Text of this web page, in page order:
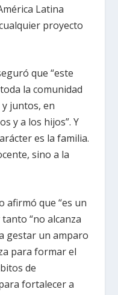
Latina
proyecto
que “este
la comunidad
y juntos, en
y a los hijos”. Y
es la familia.
sino a la
afirmó que “es un
“no alcanza
gestar un amparo
para formar el
de
fortalecer a